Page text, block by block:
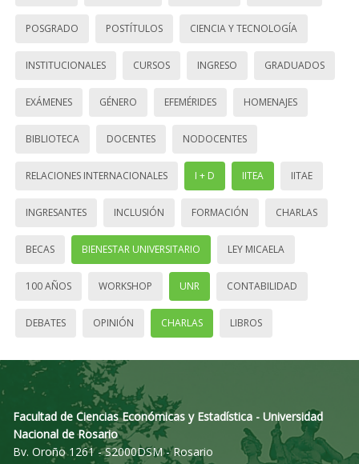
POSGRADO POSTÍTULOS CIENCIA Y TECNOLOGÍA
INSTITUCIONALES CURSOS INGRESO GRADUADOS
EXÁMENES GÉNERO EFEMÉRIDES HOMENAJES
BIBLIOTECA DOCENTES NODOCENTES
RELACIONES INTERNACIONALES I + D IITEA IITAE
INGRESANTES INCLUSIÓN FORMACIÓN CHARLAS
BECAS BIENESTAR UNIVERSITARIO LEY MICAELA
100 AÑOS WORKSHOP UNR CONTABILIDAD
DEBATES OPINIÓN CHARLAS LIBROS
Facultad de Ciencias Económicas y Estadística - Universidad
Nacional de Rosario
Bv. Oroño 1261 - S2000DSM - Rosario